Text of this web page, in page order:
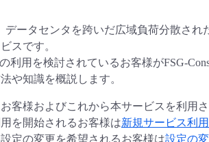
データセンタを跨いだ広域負荷分散さ
スです。
利用を検討されているお客様がFSG-
や知識を概説します。
客様およびこれから本サービスを利用
を開始されるお客様は新規サービス利
定の変更を希望されるお客様は設定の